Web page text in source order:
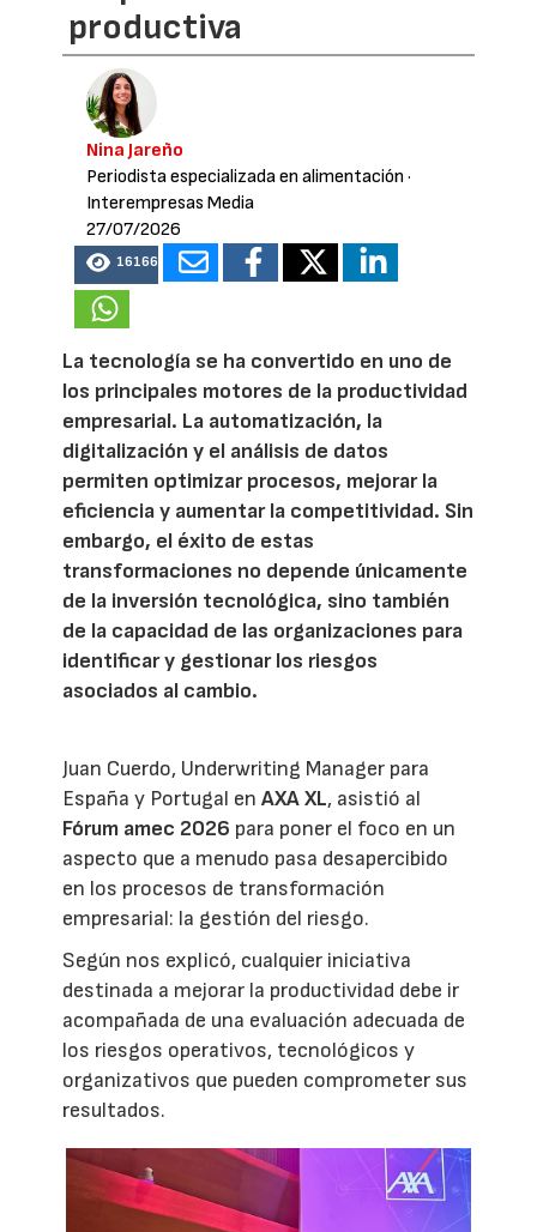
productiva
Nina Jareño
Periodista especializada en alimentación ·
Interempresas Media
27/07/2026
16166
La tecnología se ha convertido en uno de
los principales motores de la productividad
empresarial. La automatización, la
digitalización y el análisis de datos
permiten optimizar procesos, mejorar la
eficiencia y aumentar la competitividad. Sin
embargo, el éxito de estas
transformaciones no depende únicamente
de la inversión tecnológica, sino también
de la capacidad de las organizaciones para
identificar y gestionar los riesgos
asociados al cambio.
Juan Cuerdo, Underwriting Manager para
España y Portugal enAXA XL, asistió al
Fórum amec 2026 para poner el foco en un
aspecto que a menudo pasa desapercibido
en los procesos de transformación
empresarial: la gestión del riesgo.
Según nos explicó, cualquier iniciativa
destinada a mejorar la productividad debe ir
acompañada de una evaluación adecuada de
los riesgos operativos, tecnológicos y
organizativos que pueden comprometer sus
resultados.